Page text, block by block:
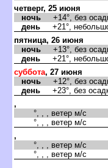
четверг, 25 июня
ночь +14°, без
день +21°,
пятница, 26 июня
ночь +13°, без
день +21°,
суббота, 27 июня
ночь +12°, без
день +23°, без
,
°, , , ветер м/с
°, , , ветер м/с
,
°, , , ветер м/с
°, , , ветер м/с